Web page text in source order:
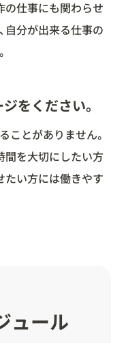
の仕事にも関わらせ
自分が出来る仕事の
をください。
ことがありません。
間を大切にしたい方
たい方には働きやす
ュール